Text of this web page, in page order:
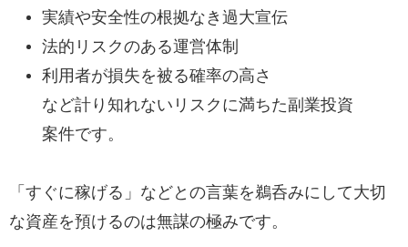
実績や安全性の根拠なき過大宣伝
法的リスクのある運営体制
利用者が損失を被る確率の高さ
など計り知れないリスクに満ちた副業投資
案件です。
「すぐに稼げる」などとの言葉を鵜呑みにして大切
な資産を預けるのは無謀の極みです。